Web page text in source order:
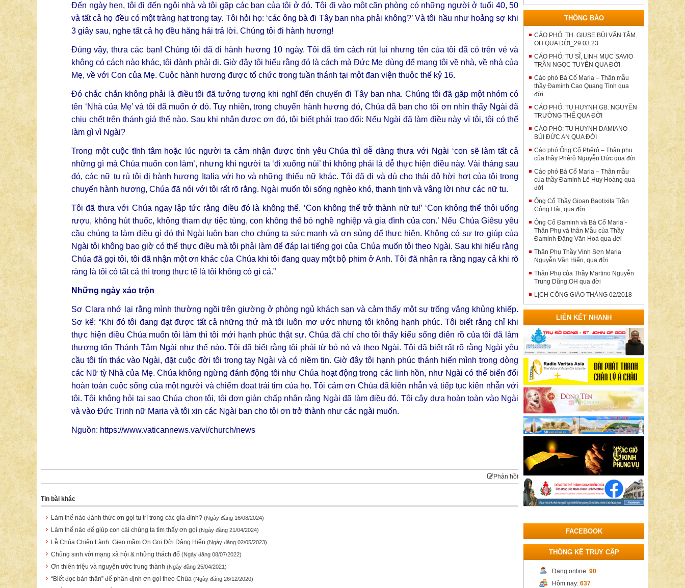
Đến ngày hẹn, tôi đi đến ngôi nhà và tôi gặp các bạn của tôi ở đó. Tôi đi vào một căn phòng có những người ở tuổi 40, 50
và tất cả họ đều có một tràng hạt trong tay. Tôi hỏi họ: ‘các ông bà đi Tây ban nha phải không?’ Và tôi hầu như hoảng sợ khi
3 giây sau, nghe tất cả họ đều hăng hái trả lời. Chúng tôi đi hành hương!
Đúng vậy, thưa các bạn! Chúng tôi đã đi hành hương 10 ngày. Tôi đã tìm cách rút lui nhưng tên của tôi đã có trên vé và
không có cách nào khác, tôi đành phải đi. Giờ đây tôi hiểu rằng đó là cách mà Đức Mẹ dùng để mang tôi về nhà, về nhà của
Mẹ, về với Con của Mẹ. Cuộc hành hương được tổ chức trong tuần thánh tại một đan viện thuộc thế kỷ 16.
Đó chắc chắn không phải là điều tôi đã tưởng tượng khi nghĩ đến chuyến đi Tây ban nha. Chúng tôi đã găp một nhóm có
tên ‘Nhà của Mẹ’ và tôi đã muốn ở đó. Tuy nhiên, trong chuyến hành hương đó, Chúa đã ban cho tôi ơn nhìn thấy Ngài đã
chịu chết trên thánh giá thế nào. Sau khi nhận được ơn đó, tôi biết phải trao đổi: Nếu Ngài đã làm điều này vì tôi, tôi có thể
làm gì vì Ngài?
Trong một cuộc tĩnh tâm hoặc lúc người ta cảm nhận được tình yêu Chúa thì dễ dàng thưa với Ngài ‘con sẽ làm tất cả
những gì mà Chúa muốn con làm’, nhưng khi người ta ‘đi xuống núi’ thì không phải là dễ thực hiện điều này. Vài tháng sau
đó, các nữ tu rủ tôi đi hành hương Italia với họ và những thiếu nữ khác. Tôi đã đi và dù cho thái độ hời hợt của tôi trong
chuyến hành hương, Chúa đã nói với tôi rất rõ rằng. Ngài muốn tôi sống nghèo khó, thanh tịnh và vâng lời như các nữ tu.
Tôi đã thưa với Chúa ngay lập tức rằng điều đó là không thể. ‘Con không thể trở thành nữ tu!’ ‘Con không thể thôi uống
rượu, không hút thuốc, không tham dự tiệc tùng, con không thể bỏ nghề nghiệp và gia đình của con.’ Nếu Chúa Giêsu yêu
cầu chúng ta làm điều gì đó thì Ngài luôn ban cho chúng ta sức mạnh và ơn sủng để thực hiện. Không có sự trợ giúp của
Ngài tôi không bao giờ có thể thực điều mà tôi phải làm để đáp lại tiếng gọi của Chúa muốn tôi theo Ngài. Sau khi hiểu rằng
Chúa đã gọi tôi, tôi đã nhận một ơn khác của Chúa khi tôi đang quay một bộ phim ở Anh. Tôi đã nhận ra rằng ngay cả khi rõ
ràng là tôi có tất cả thì trong thực tế là tôi không có gì cả.”
Những ngày xáo trộn
Sơ Clara nhớ lại rằng mình thường ngồi trên giường ở phòng ngủ khách sạn và cảm thấy một sự trống vắng khủng khiếp.
Sơ kể: “Khi đó tôi đang đạt được tất cả những thứ mà tôi luôn mơ ước nhưng tôi không hạnh phúc. Tôi biết rằng chỉ khi
thực hiện điều Chúa muốn tôi làm thì tôi mới hạnh phúc thật sự. Chúa đã chỉ cho tôi thấy kiểu sống điên rồ của tôi đã làm
thương tổn Thánh Tâm Ngài như thế nào. Tôi đã biết rằng tôi phải từ bỏ nó và theo Ngài. Tôi đã biết rất rõ rằng Ngài yêu
cầu tôi tín thác vào Ngài, đặt cuộc đời tôi trong tay Ngài và có niềm tin. Giờ đây tôi hạnh phúc thánh hiến mình trong dòng
các Nữ tỳ Nhà của Mẹ. Chúa không ngừng đánh động tôi như Chúa hoạt động trong các linh hồn, như Ngài có thể biến đổi
hoàn toàn cuộc sống của một người và chiếm đoạt trái tim của họ. Tôi cảm ơn Chúa đã kiên nhẫn và tiếp tục kiên nhẫn với
tôi. Tôi không hỏi tại sao Chúa chọn tôi, tôi đơn giản chấp nhận rằng Ngài đã làm điều đó. Tôi cậy dựa hoàn toàn vào Ngài
và vào Đức Trinh nữ Maria và tôi xin các Ngài ban cho tôi ơn trở thành như các ngài muốn.
Nguồn: https://www.vaticannews.va/vi/church/news
Phản hồi
Tin bài khác
Làm thế nào đánh thức ơn gọi tu trì trong các gia đình? (Ngày đăng 16/08/2024)
Làm thế nào để giúp con cái chúng ta tìm thấy ơn gọi (Ngày đăng 21/04/2024)
Lễ Chúa Chiên Lành: Gieo mầm Ơn Gọi Đời Dâng Hiến (Ngày đăng 02/05/2023)
Chủng sinh với mạng xã hội & những thách đố (Ngày đăng 08/07/2022)
Ơn thiên triệu và nguyện ước trung thành (Ngày đăng 25/04/2021)
“Biết đọc bản thân” để phân định ơn gọi theo Chúa (Ngày đăng 26/12/2020)
THÔNG BÁO
CÁO PHÓ: TH. GIUSE BÙI VĂN TÂM.
OH QUA ĐỜI_29.03.23
CÁO PHÓ: TU SĨ, LINH MỤC SAVIO
TRẦN NGỌC TUYÊN QUA ĐỜI
Cáo phó Bà Cố Maria – Thân mẫu
thầy Đaminh Cao Quang Tình qua
đời
CÁO PHÓ: TU HUYNH GB. NGUYỄN
TRƯỜNG THẾ QUA ĐỜI
CÁO PHÓ: TU HUYNH DAMIANO
BÙI ĐỨC AN QUA ĐỜI
Cáo phó Ông Cố Phêrô – Thân phụ
của thầy Phêrô Nguyễn Đức qua đời
Cáo phó Bà Cố Maria – Thân mẫu
của thầy Đaminh Lê Huy Hoàng qua
đời
Ông Cố Thầy Gioan Baotixita Trần
Công Hải, qua đời
Ông Cố Đaminh và Bà Cố Maria -
Thân Phụ và thân Mẫu của Thầy
Đaminh Đặng Văn Hoà qua đời
Thân Phụ Thầy Vinh Sơn Maria
Nguyễn Văn Hiển, qua đời
Thân Phụ của Thầy Martino Nguyễn
Trung Dũng.OH qua đời
LỊCH CÔNG GIÁO THÁNG 02/2018
LIÊN KẾT NHANH
FACEBOOK
THỐNG KÊ TRUY CẬP
Đang online:90
Hôm nay:637